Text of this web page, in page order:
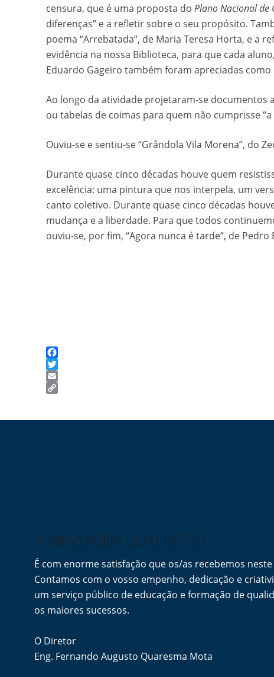
censura, que é uma proposta do Plano Nacional de
diferenças” e a refletir sobre o seu propósito.
poema “Arrebatada”, de Maria Teresa Horta, e a
evidência na nossa Biblioteca, para que cada
Eduardo Gageiro também foram apreciadas
Ao longo da atividade projetaram-se
ou tabelas de coimas para quem não cumprisse
Ouviu-se e sentiu-se “Grândola Vila Morena”, do
Durante quase cinco décadas houve quem
excelência: uma pintura que nos interpela, um
canto coletivo. Durante quase cinco décadas
mudança e a liberdade. Para que todos
ouviu-se, por fim, “Agora nunca é tarde”, de Pedro
Facebook
Twitter
Email
A MENSAGEM DO DIRETOR
É com enorme satisfação que os/as recebemos
Contamos com o vosso empenho, dedicação e
um serviço público de educação e formação de
os maiores sucessos.
O Diretor
Eng. Fernando Augusto Quaresma Mota